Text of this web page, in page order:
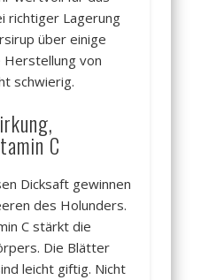
richtiger Lagerung
über einige
Herstellung von
schwierig.
C
Dicksaft gewinnen
des Holunders.
C stärkt die
Die Blätter
leicht giftig. Nicht